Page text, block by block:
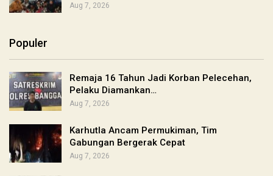
Aug 7, 2026
Populer
Remaja 16 Tahun Jadi Korban Pelecehan,
Pelaku Diamankan…
Aug 7, 2026
Karhutla Ancam Permukiman, Tim
Gabungan Bergerak Cepat
Aug 7, 2026